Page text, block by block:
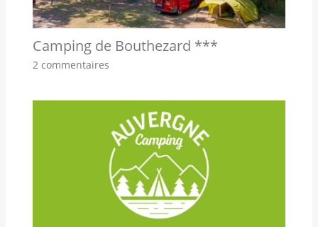
Camping de Bouthezard ***
2 commentaires